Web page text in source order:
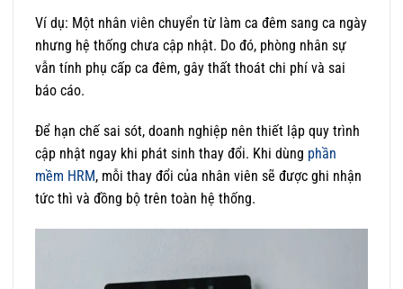
Ví dụ: Một nhân viên chuyển từ làm ca đêm sang ca ngày
nhưng hệ thống chưa cập nhật. Do đó, phòng nhân sự
vẫn tính phụ cấp ca đêm, gây thất thoát chi phí và sai
báo cáo.
Để hạn chế sai sót, doanh nghiệp nên thiết lập quy trình
cập nhật ngay khi phát sinh thay đổi. Khi dùng phần
mềm HRM, mỗi thay đổi của nhân viên sẽ được ghi nhận
tức thì và đồng bộ trên toàn hệ thống.